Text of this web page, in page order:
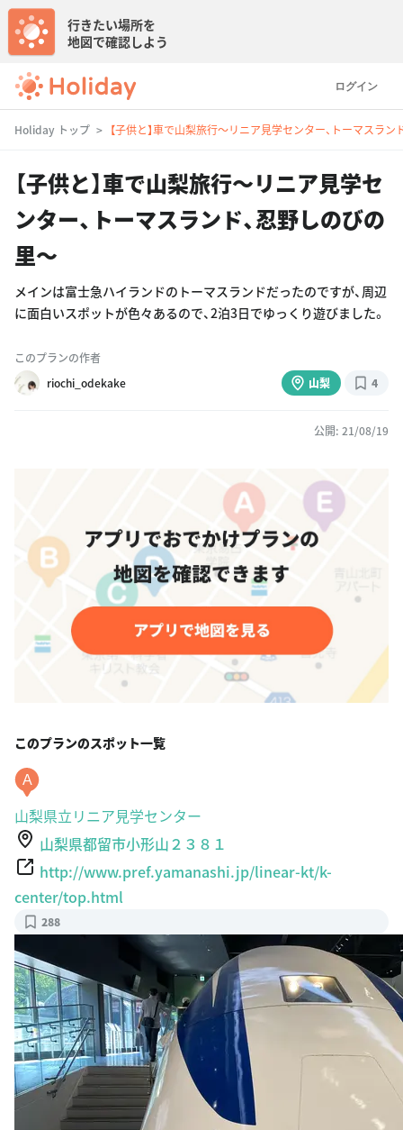
ログイン
行きたい場所を
地図で確認しよう
Holiday トップ 【子供と】車で山梨旅行〜リニア見学センター、トーマスラン
【子供と】車で山梨旅行〜リニア見学セ
ンター、トーマスランド、忍野しのびの
里〜
メインは富士急ハイランドのトーマスランドだったのですが、周辺
に面白いスポットが色々あるので、2泊3日でゆっくり遊びました。
このプランの作者
riochi_odekake
山梨 4
公開: 21/08/19
このプランのスポット一覧
A
山梨県立リニア見学センター
山梨県都留市小形山２３８１
http://www.pref.yamanashi.jp/linear-kt/k-
center/top.html
288